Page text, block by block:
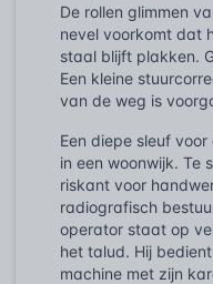
De rollen glimmen
nevel voorkomt dat
staal blijft plakken.
Een kleine
van de weg is
Een diepe sleuf
in een woonwijk. Te
riskant voor
radiografisch
operator staat op
het talud. Hij
machine met zijn